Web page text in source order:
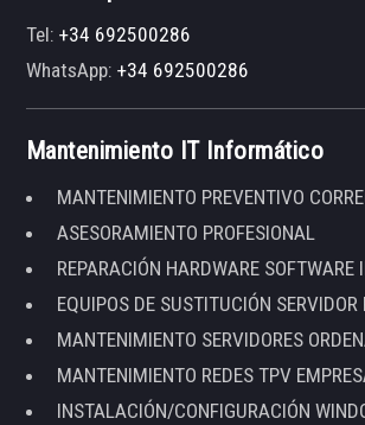
Tel:+34 692500286
WhatsApp:+34 692500286
Mantenimiento IT Informático
MANTENIMIENTO PREVENTIVO
ASESORAMIENTO PROFESIONAL
REPARACIÓN HARDWARE SOFTWARE
EQUIPOS DE SUSTITUCIÓN
MANTENIMIENTO SERVIDORES
MANTENIMIENTO REDES TPV
INSTALACIÓN/CONFIGURACIÓN